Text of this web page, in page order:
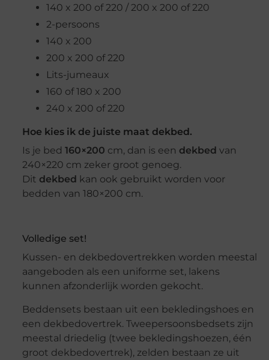
140 x 200 of 220 / 200 x 200 of 220
2-persoons
140 x 200
200 x 200 of 220
Lits-jumeaux
160 of 180 x 200
240 x 200 of 220
Hoe kies ik de juiste maat dekbed.
Is je bed 160×200 cm, dan is een dekbed van
240×220 cm zeker groot genoeg.
Dit dekbed kan ook gebruikt worden voor
bedden van 180×200 cm.
Volledige set!
Kussen- en dekbedovertrekken worden meestal
aangeboden als een uniforme set, lakens
kunnen afzonderlijk worden gekocht.
Beddensets bestaan uit een bekledingshoes en
een dekbedovertrek. Tweepersoonsbedsets zijn
meestal driedelig (twee bekledingshoezen, één
groot dekbedovertrek), zelden bestaan ze uit